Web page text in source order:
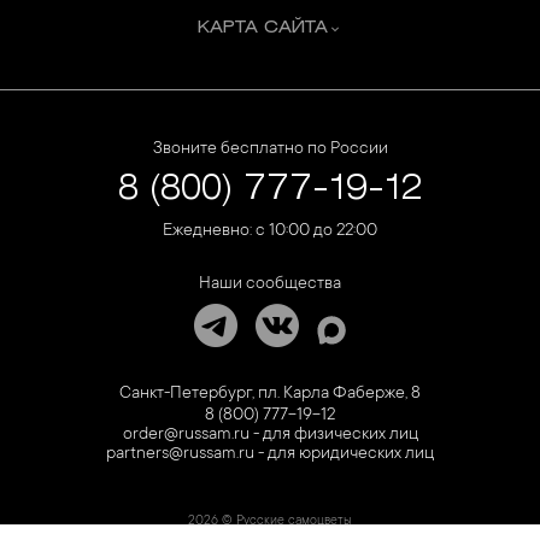
КАРТА САЙТА
Звоните бесплатно по России
8 (800) 777-19-12
Ежедневно: с 10:00 до 22:00
Наши сообщества
Санкт-Петербург, пл. Карла Фаберже, 8
8 (800) 777-19-12
order@russam.ru - для физических лиц
partners@russam.ru - для юридических лиц
2026 © Русские самоцветы